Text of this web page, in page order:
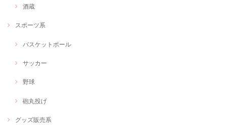
とても納期が早く、ウェブサイトのイメージにあったバナーを作成いた
酒蔵
スポーツ系
バスケットボール
サッカー
野球
砲丸投げ
グッズ販売系